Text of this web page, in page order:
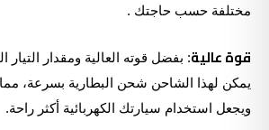
مختلفة حسب حاجتك .
قوة عالية: بفضل قوته العالية ومقدار التيار
يمكن لهذا الشاحن شحن البطارية بسرعة، مما
ويجعل استخدام سيارتك الكهربائية أكثر راحة.